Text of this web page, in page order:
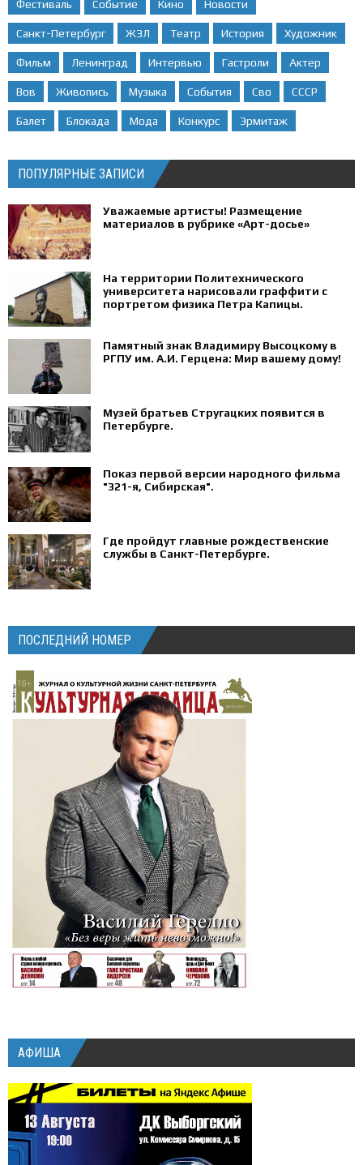
Фестиваль Событие Кино Новости
Санкт-Петербург ЖЗЛ Театр История Художник
Фильм Ленинград Интервью Гастроли Актер
Вов Живопись Музыка События Сво СССР
Балет Блокада Мода Конкурс Эрмитаж
ПОПУЛЯРНЫЕ ЗАПИСИ
Уважаемые артисты! Размещение
материалов в рубрике «Арт-досье»
На территории Политехнического
университета нарисовали граффити с
портретом физика Петра Капицы.
Памятный знак Владимиру Высоцкому в
РГПУ им. А.И. Герцена: Мир вашему дому!
Музей братьев Стругацких появится в
Петербурге‍.
Показ первой версии народного фильма
"321-я, Сибирская".
Где пройдут главные рождественские
службы в Санкт-Петербурге.
ПОСЛЕДНИЙ НОМЕР
АФИША